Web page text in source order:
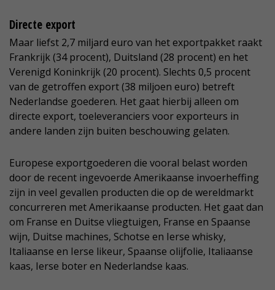
Directe export
Maar liefst 2,7 miljard euro van het exportpakket raakt
Frankrijk (34 procent), Duitsland (28 procent) en het
Verenigd Koninkrijk (20 procent). Slechts 0,5 procent
van de getroffen export (38 miljoen euro) betreft
Nederlandse goederen. Het gaat hierbij alleen om
directe export, toeleveranciers voor exporteurs in
andere landen zijn buiten beschouwing gelaten.
Europese exportgoederen die vooral belast worden
door de recent ingevoerde Amerikaanse invoerheffing
zijn in veel gevallen producten die op de wereldmarkt
concurreren met Amerikaanse producten. Het gaat dan
om Franse en Duitse vliegtuigen, Franse en Spaanse
wijn, Duitse machines, Schotse en Ierse whisky,
Italiaanse en Ierse likeur, Spaanse olijfolie, Italiaanse
kaas, Ierse boter en Nederlandse kaas.